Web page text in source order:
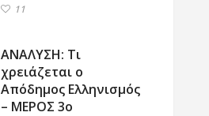
11
ΑΝΑΛΥΣΗ: Τι
χρειάζεται ο
Απόδημος Ελληνισμός
– ΜΕΡΟΣ 3ο